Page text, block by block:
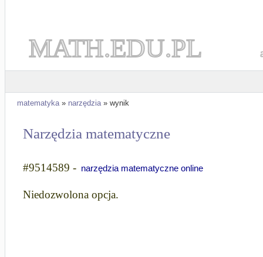
MATH.EDU.PL
matematyka» narzędzia» wynik
Narzędzia matematyczne
#9514589 - narzędzia matematyczne online
Niedozwolona opcja.